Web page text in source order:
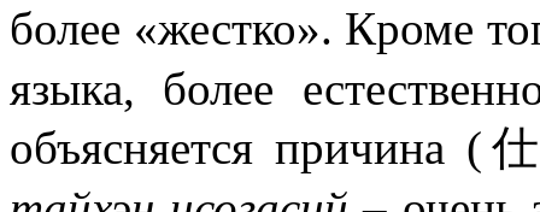
более «жестко». Кроме
языка, более
объясняется